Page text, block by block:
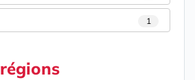
1
régions